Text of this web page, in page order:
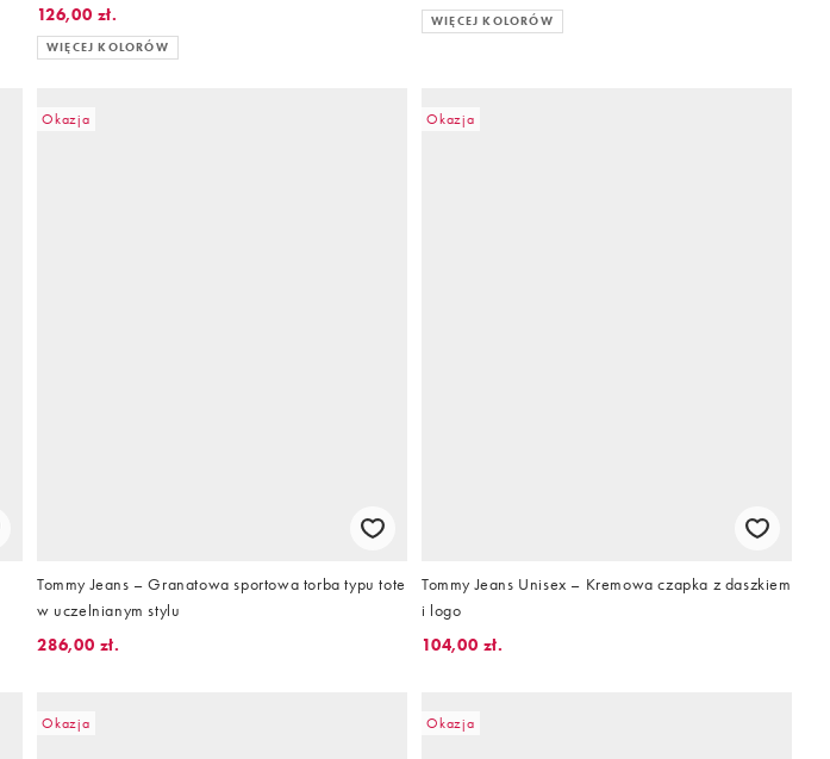
126,00 zł.
WIĘCEJ KOLORÓW
WIĘCEJ KOLORÓW
Okazja
Tommy Jeans – Granatowa sportowa torba typu tote
w uczelnianym stylu
286,00 zł.
Okazja
Tommy Jeans Unisex – Kremowa czapka z daszkiem
i logo
104,00 zł.
Okazja Okazja